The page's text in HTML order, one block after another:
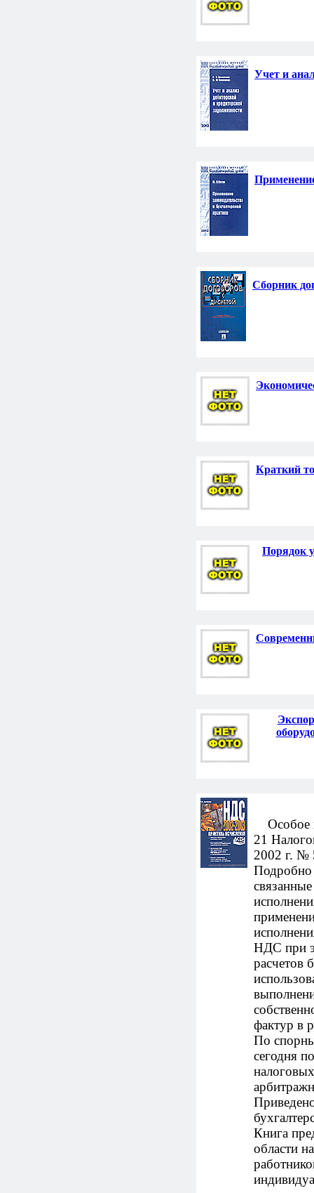
Учет и
Сборник
Краткий
Порядок
Особое
21
2002 г. №
Подробно
НДС при
расчетов
фактур в
По
сегодня
Книга
области